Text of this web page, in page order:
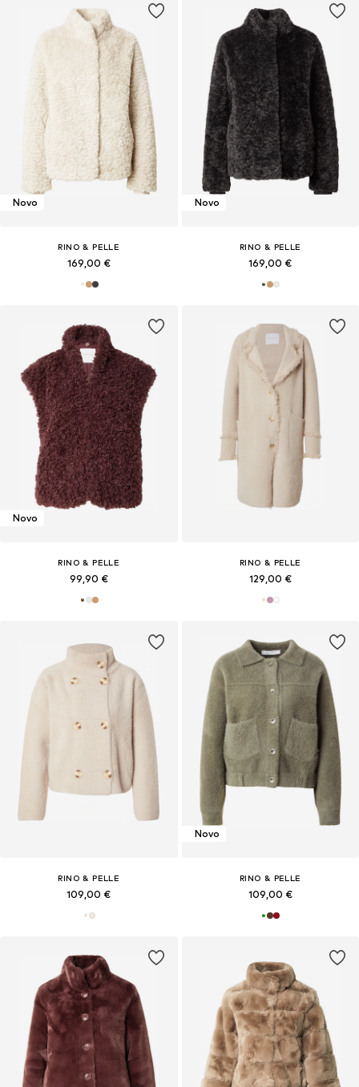
Novo
RINO & PELLE
169,00 €
Novo
RINO & PELLE
169,00 €
Novo
RINO & PELLE
99,90 €
RINO & PELLE
129,00 €
RINO & PELLE
109,00 €
Novo
RINO & PELLE
109,00 €